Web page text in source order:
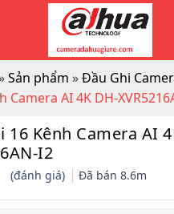
Sản phẩm »Đầu Ghi
Camera AI 4K DH-
16 Kênh Camera AI
I2
(đánh giá) Đã bán 8.6m